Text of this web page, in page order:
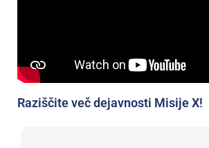
Raziščite več dejavnosti Misije X!